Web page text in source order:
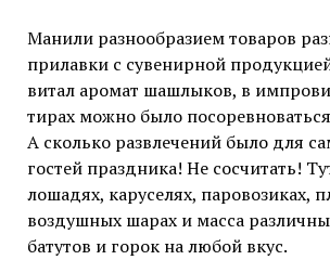
Манили разнообразием товаров
прилавки с сувенирной
витал аромат шашлыков, в
тирах можно было
А сколько развлечений было для
гостей праздника! Не сосчитать!
лошадях, каруселях, паровозиках,
воздушных шарах и масса
батутов и горок на любой вкус.